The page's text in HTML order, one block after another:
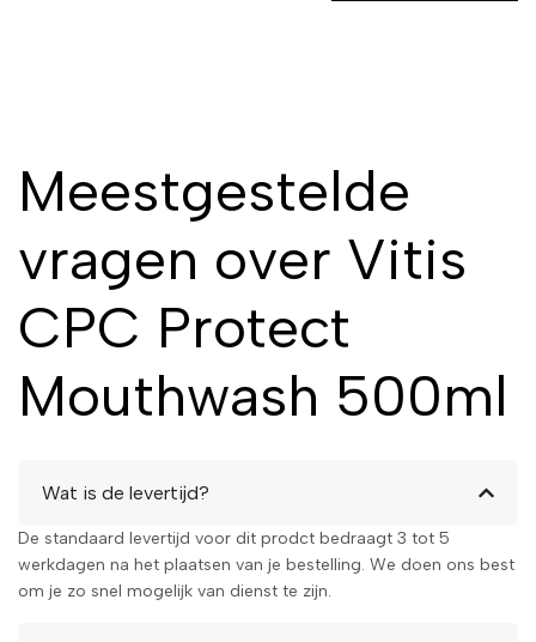
Meestgestelde
vragen over Vitis
CPC Protect
Mouthwash 500ml
Wat is de levertijd?
De standaard levertijd voor dit prodct bedraagt 3 tot 5
werkdagen na het plaatsen van je bestelling. We doen ons best
om je zo snel mogelijk van dienst te zijn.